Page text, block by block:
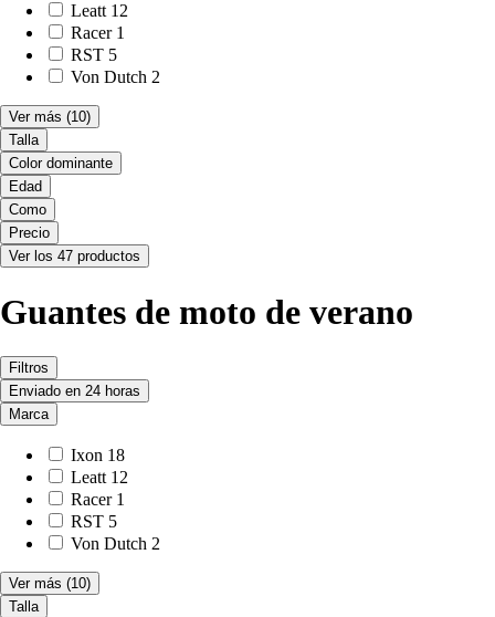
Leatt 12
Racer 1
RST 5
Von Dutch 2
Ver más (10)
Talla
Color dominante
Edad
Como
Precio
Ver los 47 productos
Guantes de moto de verano
Filtros
Enviado en 24 horas
Marca
Ixon 18
Leatt 12
Racer 1
RST 5
Von Dutch 2
Ver más (10)
Talla